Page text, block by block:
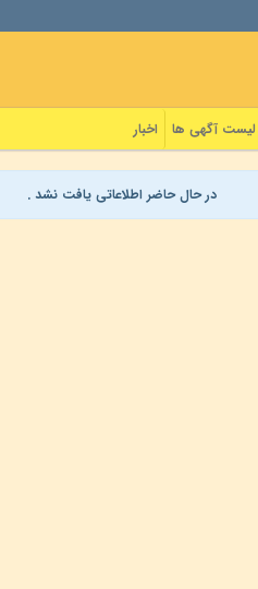
لیست آگهی ها اخبار
در حال حاضر اطلاعاتی یافت نشد .